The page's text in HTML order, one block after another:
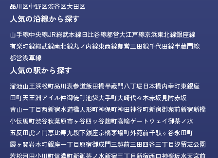
品川区中野区渋谷区大田区
人気の沿線から探す
山手線中央線JR総武本線日比谷線都営大江戸線京浜東北線銀座線
有楽町線総武線南北線丸ノ内線東西線都営三田線千代田線半蔵門線
都営浅草線
人気の駅から探す
溜池山王浜松町品川表参道飯田橋半蔵門八丁堀日本橋内幸町東銀座
田町天王洲アイル仲御徒町池袋大手町大崎代々木赤坂見附赤坂
青山一丁目西新宿水道橋人形町神保町神田神谷町新宿御苑前新宿新橋
小伝馬町渋谷秋葉原市ヶ谷四ッ谷麹町高輪ゲートウェイ御茶ノ水
五反田虎ノ門恵比寿九段下銀座京橋茅場町外苑前千駄ヶ谷永田町
霞ヶ関岩本町銀座一丁目原宿御成門三越前三田四谷三丁目汐留芝公園
若松河田小川町信濃町新御茶ノ水新宿三丁目新宿西口神楽坂水天宮前